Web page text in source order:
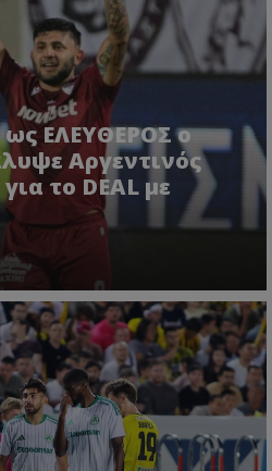
ΕΛΕΥΘΕΡΟΣ ο
Αργεντινός
το DEAL με